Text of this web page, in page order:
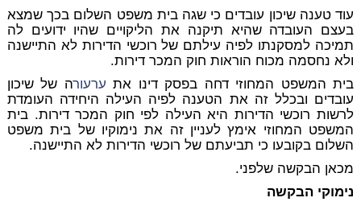
עוד טענה שיכון עובדים כי שגה בית משפט השלום בכך שמצא
בעצם העובדה שהיא תיקנה את הליקויים שהיו ידועים לה
תמיכה למסקנתו לפיה עילתם של רוכשי הדירות לא התיישנה
ולא נחסמה מכוח הוראות חוק המכר דירות.
בית המשפט המחוזי דחה בפסק דינו את ערעורה של שיכון
עובדים ובכלל זה את הטענה לפיה העילה היחידה העומדת
לרשות רוכשי הדירות היא העילה לפי חוק המכר דירות. בית
המשפט המחוזי אימץ לעניין זה את נימוקיו של בית משפט
השלום בקובעו כי תביעתם של רוכשי הדירות לא התיישנה.
מכאן הבקשה שלפני.
נימוקי הבקשה